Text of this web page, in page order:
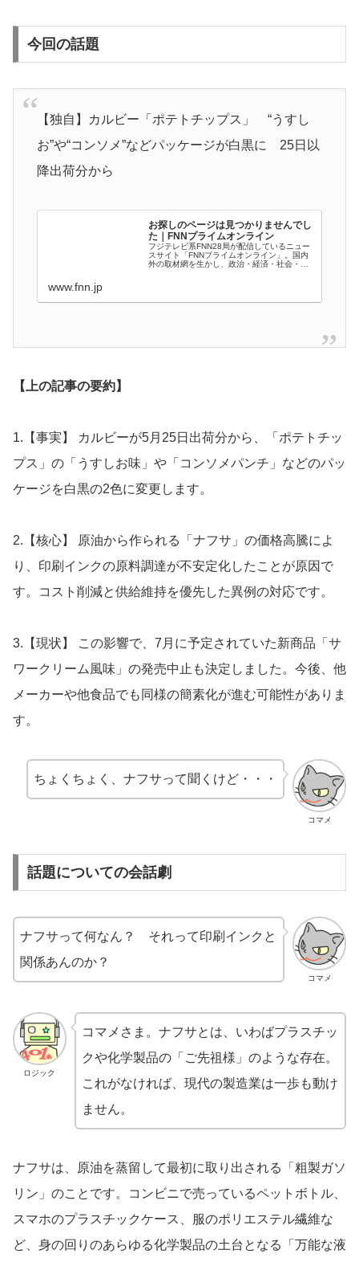
今回の話題
【独自】カルビー「ポテトチップス」 “うすし
お”や“コンソメ”などパッケージが白黒に 25日以
降出荷分から
お探しのページは見つかりませんでし
た｜FNNプライムオンライン
フジテレビ系FNN28局が配信しているニュー
スサイト「FNNプライムオンライン」。国内
外の取材網を生かし、政治・経済・社会・国
www.fnn.jp
【上の記事の要約】
1.【事実】 カルビーが5月25日出荷分から、「ポテトチッ
プス」の「うすしお味」や「コンソメパンチ」などのパッ
ケージを白黒の2色に変更します。
2.【核心】 原油から作られる「ナフサ」の価格高騰によ
り、印刷インクの原料調達が不安定化したことが原因で
す。コスト削減と供給維持を優先した異例の対応です。
3.【現状】 この影響で、7月に予定されていた新商品「サ
ワークリーム風味」の発売中止も決定しました。今後、他
メーカーや他食品でも同様の簡素化が進む可能性がありま
す。
コマメ
ちょくちょく、ナフサって聞くけど・・・
話題についての会話劇
コマメ
ナフサって何なん？ それって印刷インクと
関係あんのか？
ロジック
コマメさま。ナフサとは、いわばプラスチッ
クや化学製品の「ご先祖様」のような存在。
これがなければ、現代の製造業は一歩も動け
ません。
ナフサは、原油を蒸留して最初に取り出される「粗製ガソ
リン」のことです。コンビニで売っているペットボトル、
スマホのプラスチックケース、服のポリエステル繊維な
ど、身の回りのあらゆる化学製品の土台となる「万能な液